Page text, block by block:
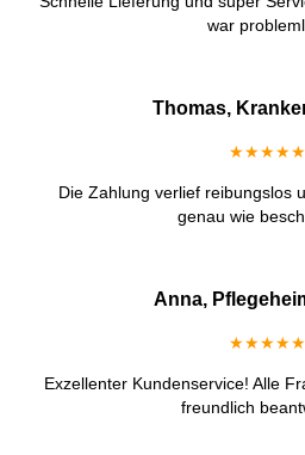
war
Thomas,
★★★★★
Die Zahlung verlief reibungslos
genau wie
Anna,
★★★★★
Exzellenter Kundenservice! Alle
freundlich